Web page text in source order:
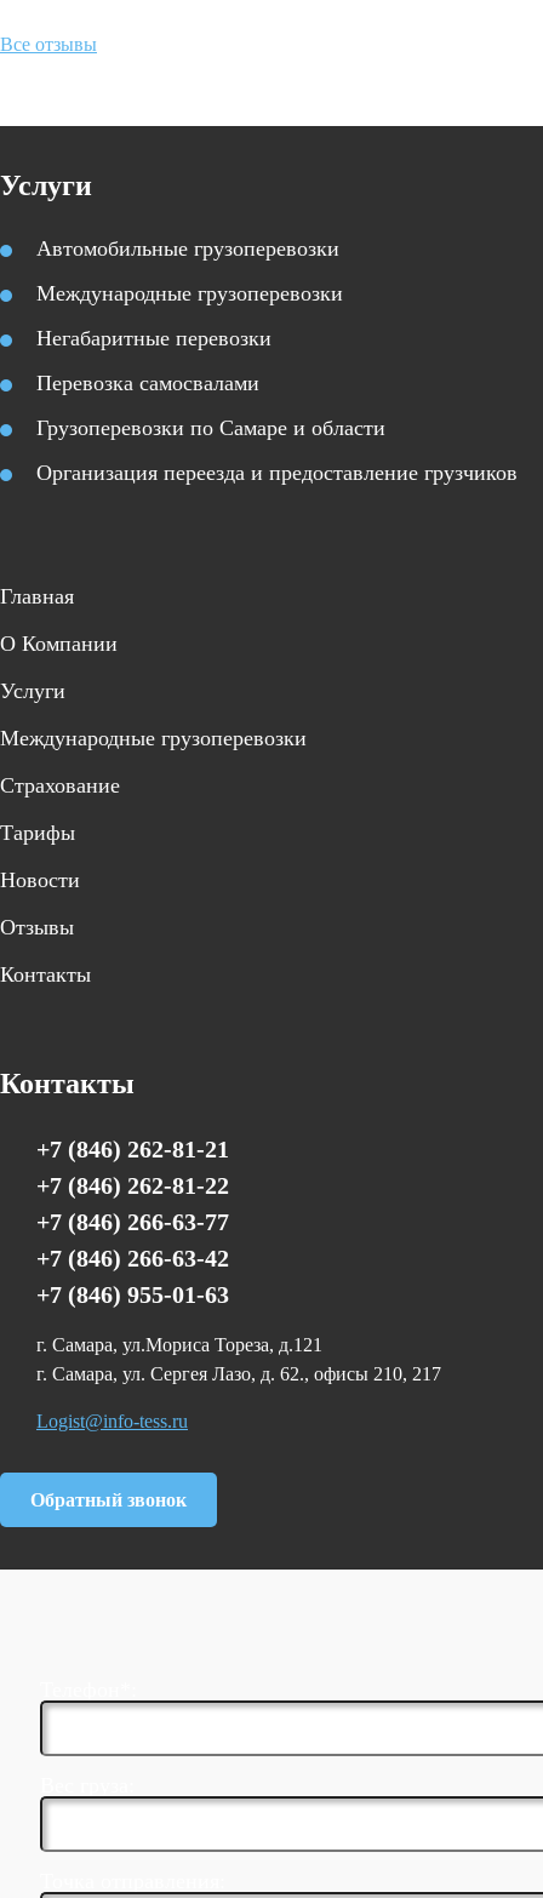
Все отзывы
Услуги
Автомобильные грузоперевозки
Международные грузоперевозки
Негабаритные перевозки
Перевозка самосвалами
Грузоперевозки по Самаре и области
Организация переезда и предоставление грузчиков
Главная
О Компании
Услуги
Международные грузоперевозки
Страхование
Тарифы
Новости
Отзывы
Контакты
Контакты
+7 (846) 262-81-21
+7 (846) 262-81-22
+7 (846) 266-63-77
+7 (846) 266-63-42
+7 (846) 955-01-63
г. Самара, ул.Мориса Тореза, д.121
г. Самара, ул. Сергея Лазо, д. 62., офисы 210, 217
Logist@info-tess.ru
Обратный звонок